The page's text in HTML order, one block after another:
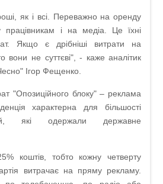
як і всі. Переважно на оренду
працівникам і на медіа. Це їхні
Якщо є дрібніші витрати на
вони не суттєві", - каже аналітик
Ігор Фещенко.
"Опозиційного блоку" – реклама
характерна для більшості
які одержали державне
коштів, тобто кожну четверту
витрачає на пряму рекламу.